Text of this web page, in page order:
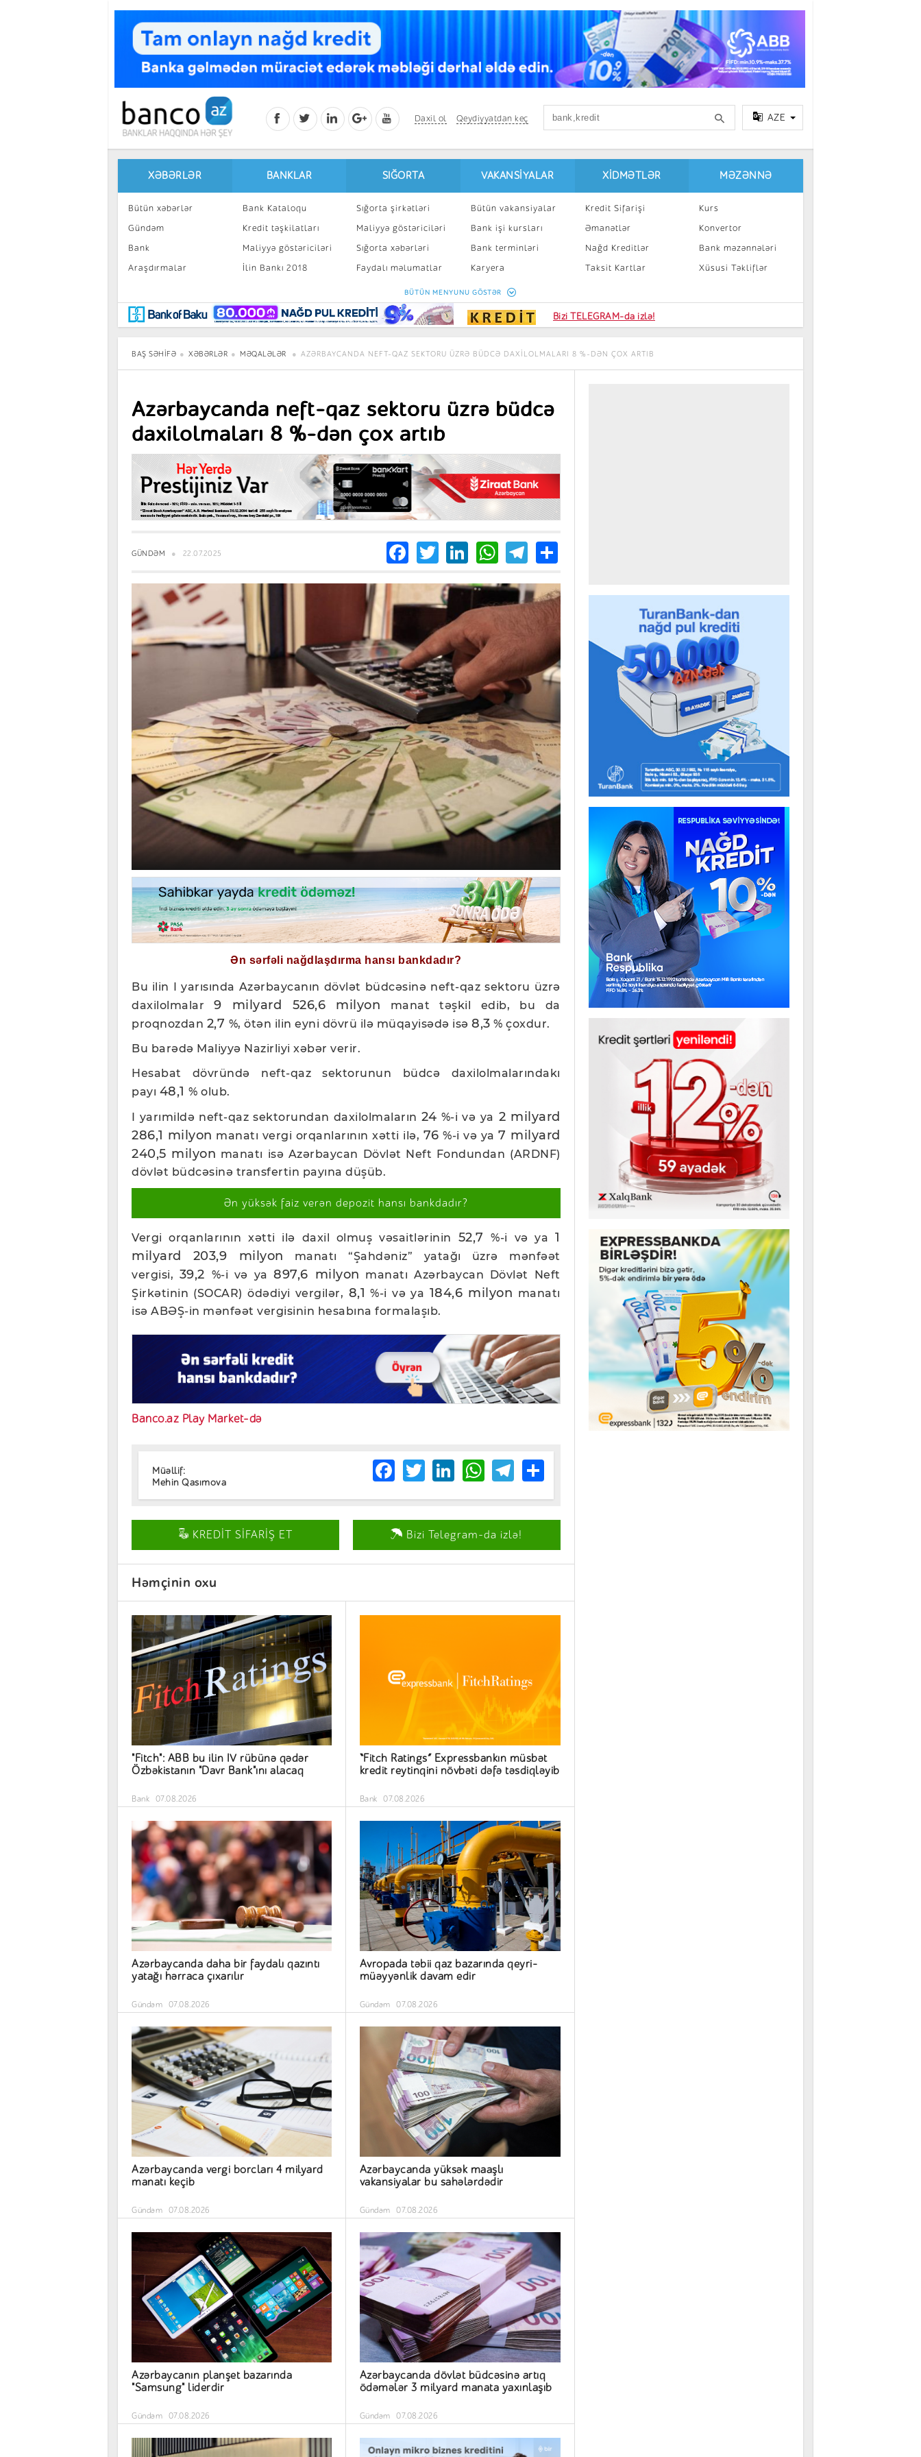
Daxil ol Qeydiyyatdan keç AZE
XƏBƏRLƏR
Bütün xəbərlər
Gündəm
Bank
Araşdırmalar
Maraqlı
BancoTV
Müsahibə
BANKLAR
Bank Kataloqu
Kredit təşkilatları
Maliyyə göstəriciləri
İlin Bankı 2018
SIĞORTA
Sığorta şirkətləri
Maliyyə göstəriciləri
Sığorta xəbərləri
Faydalı məlumatlar
Sığorta kalkulyatoru
VAKANSIYALAR
Bütün vakansiyalar
Bank işi kursları
Bank terminləri
Karyera
Peşakar inkişaf
XIDMƏTLƏR
Kredit Sifarişi
Əmanətlər
Nağd Kreditlər
Taksit Kartlar
Kart sifarişi
MƏZƏNNƏ
Kurs
Konvertor
Bank məzənnələri
Xüsusi Təkliflər
BÜTÜN MENYUNU GÖSTƏR
Bizi TELEGRAM-da izlə!
BAŞ SƏHIFƏ XƏBƏRLƏR MƏQALƏLƏR AZƏRBAYCANDA NEFT-QAZ SEKTORU ÜZRƏ BÜDCƏ DAXILOLMALARI 8 %-DƏN ÇOX ARTIB
Azərbaycanda neft-qaz sektoru üzrə büdcə
daxilolmaları 8 %-dən çox artıb
GÜNDƏM 22.07.2025 Facebook
TwitterLinkedIn
WhatsApp
Telegram
Share
Ən sərfəli nağdlaşdırma hansı bankdadır?
Bu ilin I yarısında Azərbaycanın dövlət büdcəsinə neft-qaz sektoru üzrə
daxilolmalar9 milyard 526,6 milyon manat təşkil edib, bu da
proqnozdan 2,7 %, ötən ilin eyni dövrü ilə müqayisədə isə 8,3 % çoxdur.
Bu barədə Maliyyə Nazirliyi xəbər verir.
Hesabat dövründə neft-qaz sektorunun büdcə daxilolmalarındakı
payı 48,1 % olub.
I yarımildə neft-qaz sektorundan daxilolmaların 24 %-i və ya 2 milyard
286,1 milyon manatı vergi orqanlarının xətti ilə, 76 %-i və ya7 milyard
240,5 milyon manatı isə Azərbaycan Dövlət Neft Fondundan (ARDNF)
dövlət büdcəsinə transfertin payına düşüb.
Ən yüksək faiz verən depozit hansı bankdadır?
Vergi orqanlarının xətti ilə daxil olmuş vəsaitlərinin 52,7%-i və ya1
milyard 203,9 milyon manatı “Şahdəniz” yatağı üzrə mənfəət
vergisi, 39,2 %-i və ya897,6 milyon manatı Azərbaycan Dövlət Neft
Şirkətinin (SOCAR) ödədiyi vergilər, 8,1 %-i və ya 184,6 milyon manatı
isə ABƏŞ-in mənfəət vergisinin hesabına formalaşıb.
Banco.az Play Market-də
Müəllif:
Mehin Qasımova
Facebook
TwitterLinkedIn
WhatsApp
Telegram
Share
KREDİT SİFARİŞ ET Bizi Telegram-da izlə!
Həmçinin oxu
"Fitch": ABB bu ilin IV rübünə qədər
Özbəkistanın "Davr Bank"ını alacaq
Bank 07.08.2026
“Fitch Ratings” Expressbankın müsbət
kredit reytinqini növbəti dəfə təsdiqləyib
Bank 07.08.2026
Azərbaycanda daha bir faydalı qazıntı
yatağı hərraca çıxarılır
Gündəm 07.08.2026
Avropada təbii qaz bazarında qeyri-
müəyyənlik davam edir
Gündəm 07.08.2026
Azərbaycanda vergi borcları 4 milyard
manatı keçib
Gündəm 07.08.2026
Azərbaycanda yüksək maaşlı
vakansiyalar bu sahələrdədir
Gündəm 07.08.2026
Azərbaycanın planşet bazarında
"Samsung" liderdir
Gündəm 07.08.2026
Azərbaycanda dövlət büdcəsinə artıq
ödəmələr 3 milyard manata yaxınlaşıb
Gündəm 07.08.2026